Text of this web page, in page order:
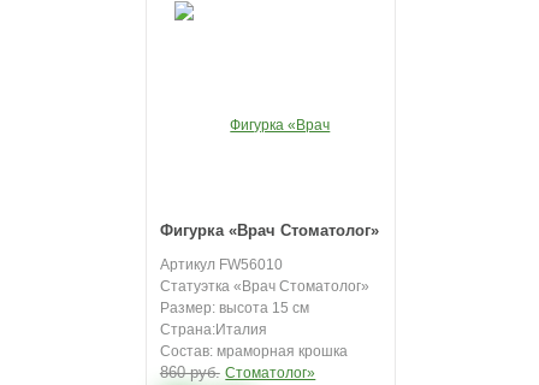
Фигурка «Врач Стоматолог»
Артикул FW56010
Статуэтка «Врач Стоматолог»
Размер: высота 15 см
Страна:Италия
Состав: мраморная крошка
860 руб.